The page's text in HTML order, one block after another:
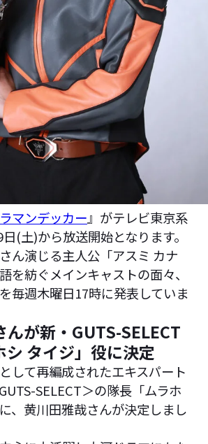
マンデッカー』がテレビ東京系
(土)から放送開始となります。
ん演じる主人公「アスミ カナ
を紡ぐメインキャストの面々、
毎週木曜日17時に発表していま
んが新・GUTS-SELECT
シ タイジ」役に決定
して再編成されたエキスパート
SELECT＞の隊長「ムラホ
、黄川田雅哉さんが決定しまし